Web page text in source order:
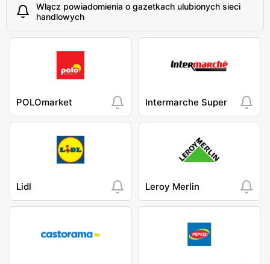
Włącz powiadomienia o gazetkach ulubionych sieci
handlowych
POLOmarket Intermarche Super
Lidl Leroy Merlin